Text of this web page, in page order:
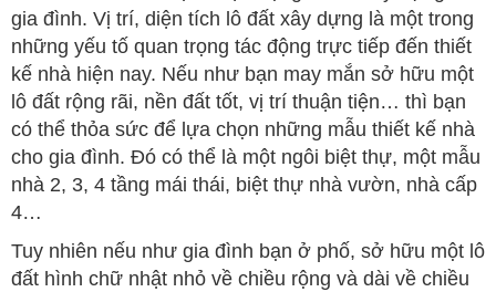
gia đình. Vị trí, diện tích lô đất xây dựng là một trong
những yếu tố quan trọng tác động trực tiếp đến thiết
kế nhà hiện nay. Nếu như bạn may mắn sở hữu một
lô đất rộng rãi, nền đất tốt, vị trí thuận tiện… thì bạn
có thể thỏa sức để lựa chọn những mẫu thiết kế nhà
cho gia đình. Đó có thể là một ngôi biệt thự, một mẫu
nhà 2, 3, 4 tầng mái thái, biệt thự nhà vườn, nhà cấp
4…
Tuy nhiên nếu như gia đình bạn ở phố, sở hữu một lô
đất hình chữ nhật nhỏ về chiều rộng và dài về chiều